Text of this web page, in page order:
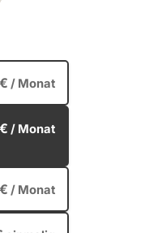
/ Monat
/ Monat
/ Monat